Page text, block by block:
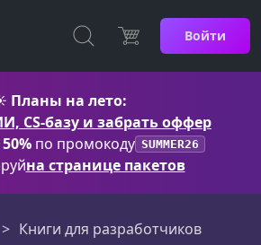
Войти
Планы на лето:
CS-базу и забрать оффер
по промокоду SUMMER26
на странице пакетов
Книги для разработчиков